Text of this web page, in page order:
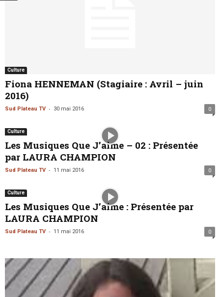
Culture
Fiona HENNEMAN (Stagiaire : Avril – juin
2016)
Sud Plateau TV - 30 mai 2016 0
Culture
Les Musiques Que J’aime – 02 : Présentée
par LAURA CHAMPION
Sud Plateau TV - 11 mai 2016 0
Culture
Les Musiques Que J’aime : Présentée par
LAURA CHAMPION
Sud Plateau TV - 11 mai 2016 0